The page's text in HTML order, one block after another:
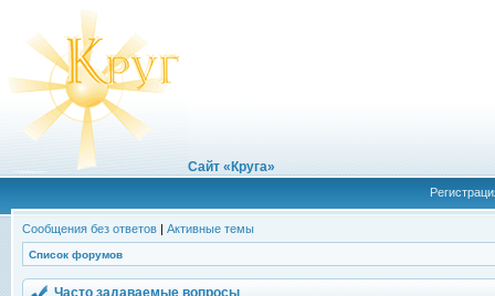
Сайт «Круга»
Сообщения без ответов | Активные темы
Список форумов
Часто задаваемые вопросы